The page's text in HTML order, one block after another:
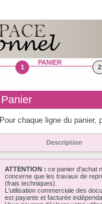
1
PANIER
2
Panier
Pour chaque ligne du
Description
ATTENTION : ce panier d'achat
concerne que les travaux de
(frais techniques).
L'utilisation commerciale des
est payante et facturée